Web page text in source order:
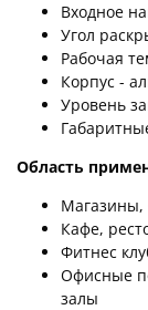
Входное
Угол
Рабочая
Корпус -
Уровень
Область
Магазины,
Кафе,
Фитнес
Офисные
залы